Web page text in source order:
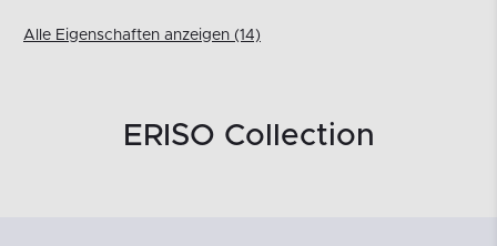
Alle Eigenschaften anzeigen (14)
ERISO Collection